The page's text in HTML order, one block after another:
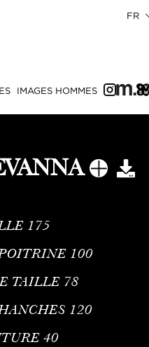
IMAGES HOMMES
FR
175
100
TAILLE 78
120
40